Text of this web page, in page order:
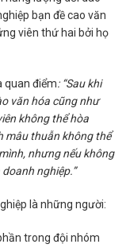
bạn đề cao văn
viên thứ hai bởi họ
quan điểm:“Sau khi
văn hóa cũng như
không thể hòa
mâu thuẫn không thể
nhưng nếu không
nghiệp.”
là những người:
trong đội nhóm